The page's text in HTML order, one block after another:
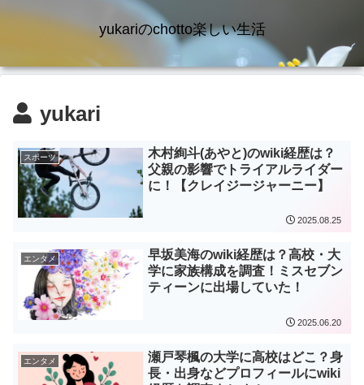
yukariのchotto楽しい生活
yukari
スポーツ
木村絢斗(あやと)のwiki経歴は？
父親の影響でトライアルライダー
に！【クレイジージャーニー】
2025.08.25
エンタメ
早坂美海のwiki経歴は？高校・大
学に家族構成を調査！ミスセブン
ティーンに出場していた！
2025.06.20
エンタメ
瀬戸琴楓の大学に高校はどこ？身
長・出身などプロフィールにwiki